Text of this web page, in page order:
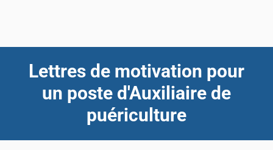
Lettres de motivation pour
un poste d'Auxiliaire de
puériculture